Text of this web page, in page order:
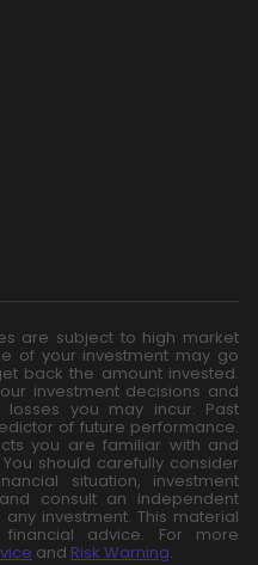
are subject to high market
of your investment may go
back the amount invested.
investment decisions and
you may incur. Past
of future performance.
you are familiar with and
should carefully consider
situation, investment
consult an independent
investment. This material
advice. For more
and Risk Warning.